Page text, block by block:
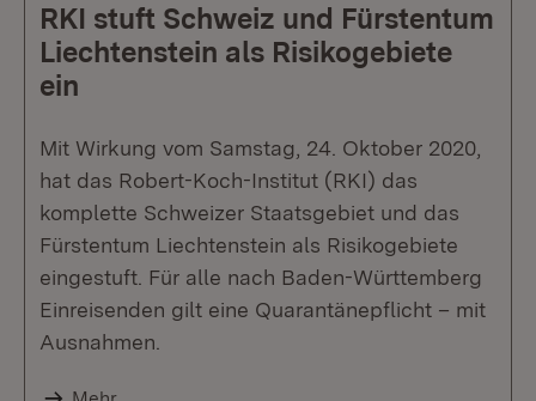
RKI stuft Schweiz und Fürstentum
Liechtenstein als Risikogebiete
ein
Mit Wirkung vom Samstag, 24. Oktober 2020,
hat das Robert-Koch-Institut (RKI) das
komplette Schweizer Staatsgebiet und das
Fürstentum Liechtenstein als Risikogebiete
eingestuft. Für alle nach Baden-Württemberg
Einreisenden gilt eine Quarantänepflicht – mit
Ausnahmen.